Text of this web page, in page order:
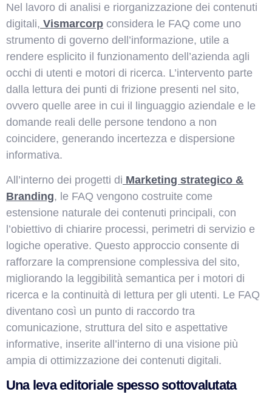
Nel lavoro di analisi e riorganizzazione dei contenuti
digitali, Vismarcorp considera le FAQ come uno
strumento di governo dell’informazione, utile a
rendere esplicito il funzionamento dell’azienda agli
occhi di utenti e motori di ricerca. L’intervento parte
dalla lettura dei punti di frizione presenti nel sito,
ovvero quelle aree in cui il linguaggio aziendale e le
domande reali delle persone tendono a non
coincidere, generando incertezza e dispersione
informativa.
All’interno dei progetti di Marketing strategico &
Branding, le FAQ vengono costruite come
estensione naturale dei contenuti principali, con
l’obiettivo di chiarire processi, perimetri di servizio e
logiche operative. Questo approccio consente di
rafforzare la comprensione complessiva del sito,
migliorando la leggibilità semantica per i motori di
ricerca e la continuità di lettura per gli utenti. Le FAQ
diventano così un punto di raccordo tra
comunicazione, struttura del sito e aspettative
informative, inserite all’interno di una visione più
ampia di ottimizzazione dei contenuti digitali.
Una leva editoriale spesso sottovalutata